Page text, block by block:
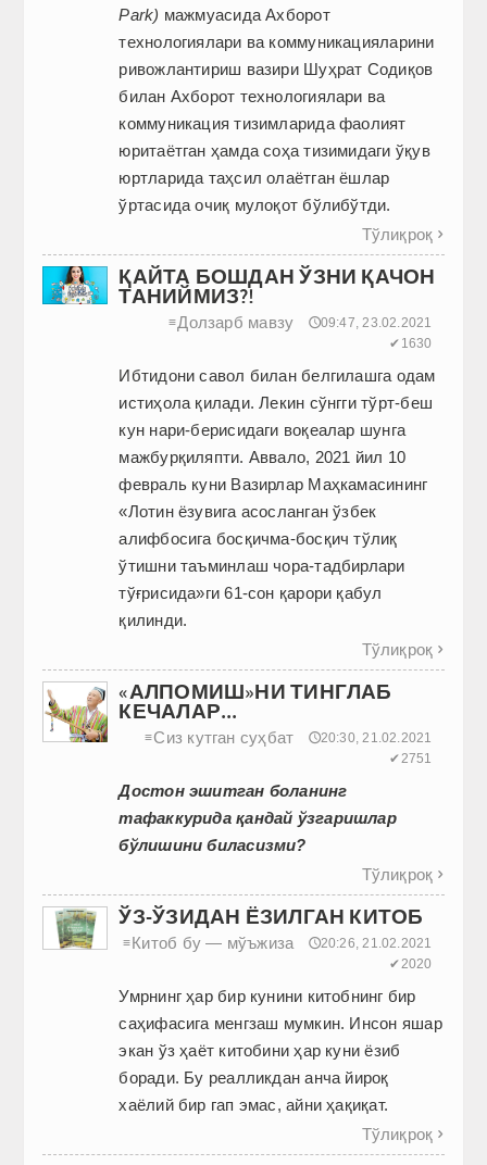
Park) мажмуасида Ахборот
технологиялари ва коммуникацияларини
ривожлантириш вазири Шуҳрат Содиқов
билан Ахборот технологиялари ва
коммуникация тизимларида фаолият
юритаётган ҳамда соҳа тизимидаги ўқув
юртларида таҳсил олаётган ёшлар
ўртасида очиқ мулоқот бўлибўтди.
Тўлиқроқ 
ҚАЙТА БОШДАН ЎЗНИ ҚАЧОН
ТАНИЙМИЗ?!
≡Долзарб мавзу
🕔09:47, 23.02.2021
✔1630
Ибтидони савол билан белгилашга одам
истиҳола қилади. Лекин сўнгги тўрт-беш
кун нари-берисидаги воқеалар шунга
мажбурқиляпти. Аввало, 2021 йил 10
февраль куни Вазирлар Маҳкамасининг
«Лотин ёзувига асосланган ўзбек
алифбосига босқичма-босқич тўлиқ
ўтишни таъминлаш чора-тадбирлари
тўғрисида»ги 61-сон қарори қабул
қилинди.
Тўлиқроқ 
«АЛПОМИШ»НИ ТИНГЛАБ
КЕЧАЛАР...
≡Сиз кутган суҳбат
🕔20:30, 21.02.2021
✔2751
Достон эшитган боланинг
тафаккурида қандай ўзгаришлар
бўлишини биласизми?
Тўлиқроқ 
ЎЗ-ЎЗИДАН ЁЗИЛГАН КИТОБ
≡Китоб бу — мўъжиза
🕔20:26, 21.02.2021
✔2020
Умрнинг ҳар бир кунини китобнинг бир
саҳифасига менгзаш мумкин. Инсон яшар
экан ўз ҳаёт китобини ҳар куни ёзиб
боради. Бу реалликдан анча йироқ
хаёлий бир гап эмас, айни ҳақиқат.
Тўлиқроқ 